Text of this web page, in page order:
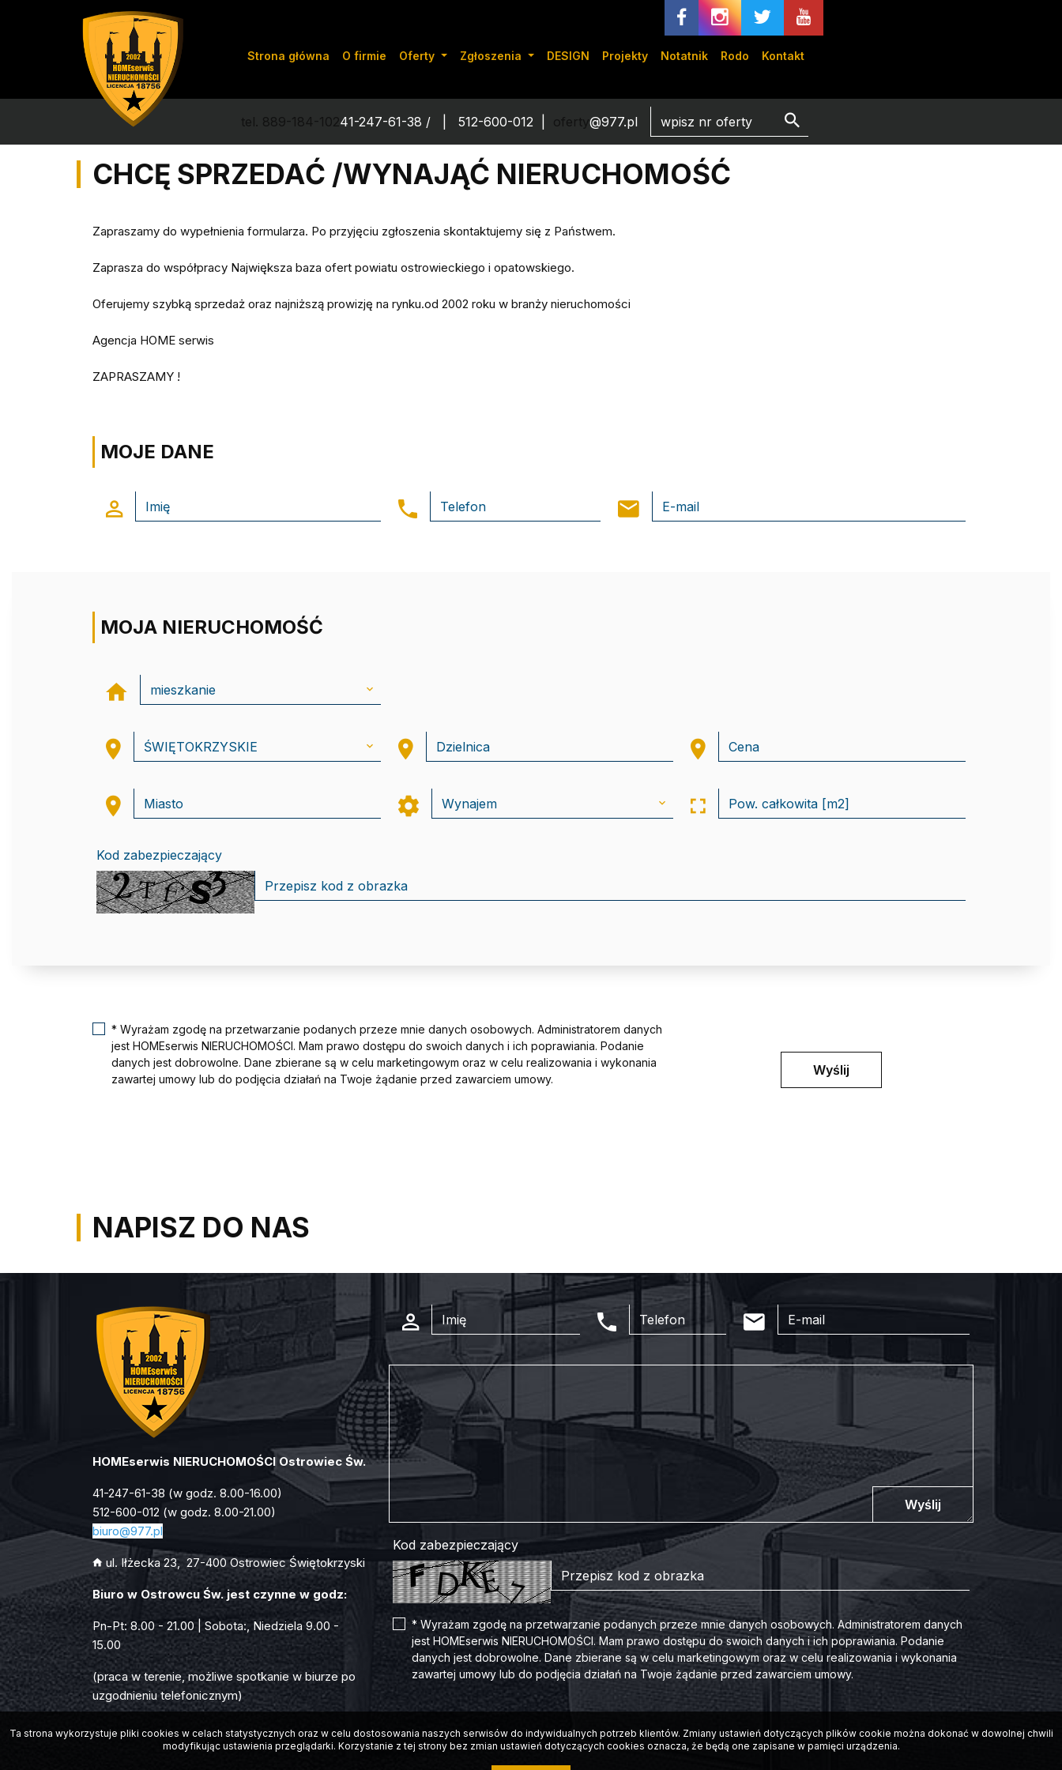
Strona główna O firmie Oferty Zgłoszenia DESIGN Projekty Notatnik Rodo Kontakt
tel. 889-184-10241-247-61-38 / 512-600-012 oferty@977.pl
CHCĘ SPRZEDAĆ /WYNAJĄĆ NIERUCHOMOŚĆ
Zapraszamy do wypełnienia formularza. Po przyjęciu zgłoszenia skontaktujemy się z Państwem.
Zaprasza do współpracy Największa baza ofert powiatu ostrowieckiego i opatowskiego.
Oferujemy szybką sprzedaż oraz najniższą prowizję na rynku.od 2002 roku w branży nieruchomości
Agencja HOME serwis
ZAPRASZAMY !
MOJE DANE
MOJA NIERUCHOMOŚĆ
Kod zabezpieczający
* Wyrażam zgodę na przetwarzanie podanych przeze mnie danych osobowych. Administratorem danych
jest HOMEserwis NIERUCHOMOŚCI. Mam prawo dostępu do swoich danych i ich poprawiania. Podanie
danych jest dobrowolne. Dane zbierane są w celu marketingowym oraz w celu realizowania i wykonania
zawartej umowy lub do podjęcia działań na Twoje żądanie przed zawarciem umowy.
Wyślij
NAPISZ DO NAS
HOMEserwis NIERUCHOMOŚCI Ostrowiec Św.
41-247-61-38 (w godz. 8.00-16.00)
512-600-012 (w godz. 8.00-21.00)
biuro@977.pl
ul. Iłżecka 23, 27-400 Ostrowiec Świętokrzyski
Biuro w Ostrowcu Św. jest czynne w godz:
Pn-Pt: 8.00 - 21.00 | Sobota:, Niedziela 9.00 -
15.00
(praca w terenie, możliwe spotkanie w biurze po
uzgodnieniu telefonicznym)
Wyślij
Kod zabezpieczający
* Wyrażam zgodę na przetwarzanie podanych przeze mnie danych osobowych. Administratorem danych
jest HOMEserwis NIERUCHOMOŚCI. Mam prawo dostępu do swoich danych i ich poprawiania. Podanie
danych jest dobrowolne. Dane zbierane są w celu marketingowym oraz w celu realizowania i wykonania
zawartej umowy lub do podjęcia działań na Twoje żądanie przed zawarciem umowy.
Ta strona wykorzystuje pliki cookies w celach statystycznych oraz w celu dostosowania naszych serwisów do indywidualnych potrzeb klientów. Zmiany ustawień dotyczących plików cookie można dokonać w dowolnej chwili
modyfikując ustawienia przeglądarki. Korzystanie z tej strony bez zmian ustawień dotyczących cookies oznacza, że będą one zapisane w pamięci urządzenia.